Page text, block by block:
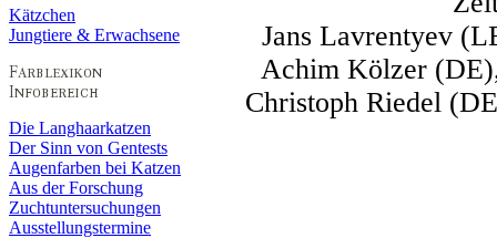
Kätzchen
Jungtiere & Erwachsene
Die Langhaarkatzen
Der Sinn von Gentests
Augenfarben bei Katzen
Aus der Forschung
Zuchtuntersuchungen
Ausstellungstermine
Jans Lavrentyev
Achim Kölzer
Christoph Riedel